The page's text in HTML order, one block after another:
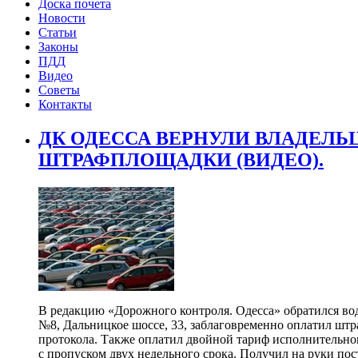
Доска почета
Новости
Статьи
Законы
ПДД
Видео
Советы
Контакты
ДК ОДЕССА ВЕРНУЛИ
ШТРАФПЛОЩАДКИ (ВИДЕО).
В редакцию «Дорожного контроля. Одесса» обратился
№8, Дальницкое шоссе, 33, заблаговременно оплатил
протокола. Также оплатил двойной тариф
с пропуском двух недельного срока. Получил на руки